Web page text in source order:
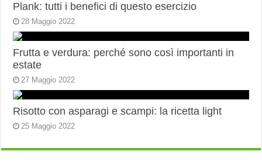
Plank: tutti i benefici di questo esercizio
28 Maggio 2022
Frutta e verdura: perché sono così importanti in
estate
27 Maggio 2022
Risotto con asparagi e scampi: la ricetta light
25 Maggio 2022